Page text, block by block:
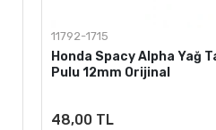
11792-1715
Honda Spacy Alpha Yağ
Pulu 12mm Orijinal
48,00 TL